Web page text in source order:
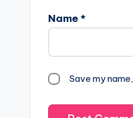
Name *
Save my